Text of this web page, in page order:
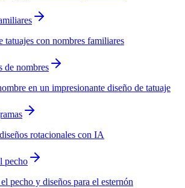
tatuajes con nombres familiares
de nombres
en un impresionante diseño de tatuaje
rotacionales con IA
pecho
pecho y diseños para el esternón